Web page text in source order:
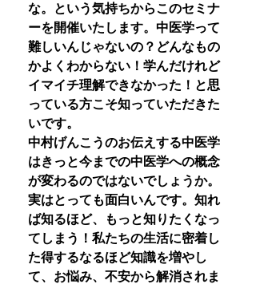
な。という気持ちからこのセミナ
ーを開催いたします。中医学って
難しいんじゃないの？どんなもの
かよくわからない！学んだけれど
イマイチ理解できなかった！と思
っている方こそ知っていただきた
いです。
中村げんこうのお伝えする中医学
はきっと今までの中医学への概念
が変わるのではないでしょうか。
実はとっても面白いんです。知れ
ば知るほど、もっと知りたくなっ
てしまう！私たちの生活に密着し
た得するなるほど知識を増やし
て、お悩み、不安から解消されま